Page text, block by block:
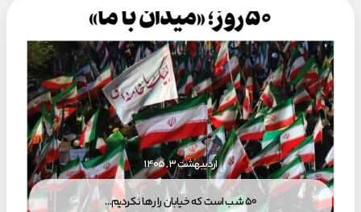
اردیبهشت ۳, ۱۴۰۵
۵۰ شب است که خیابان را رها نکردیم…